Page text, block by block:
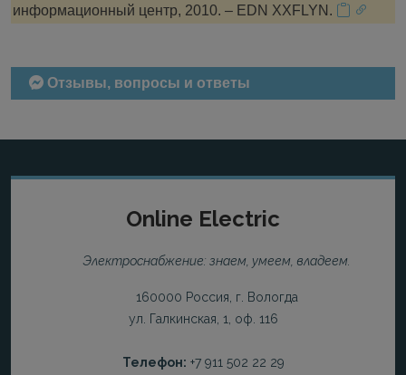
информационный центр, 2010. – EDN XXFLYN.
Отзывы, вопросы и ответы
Online Electric
Электроснабжение: знаем, умеем, владеем.
160000 Россия, г. Вологда
ул. Галкинская, 1, оф. 116
Телефон: +7 911 502 22 29